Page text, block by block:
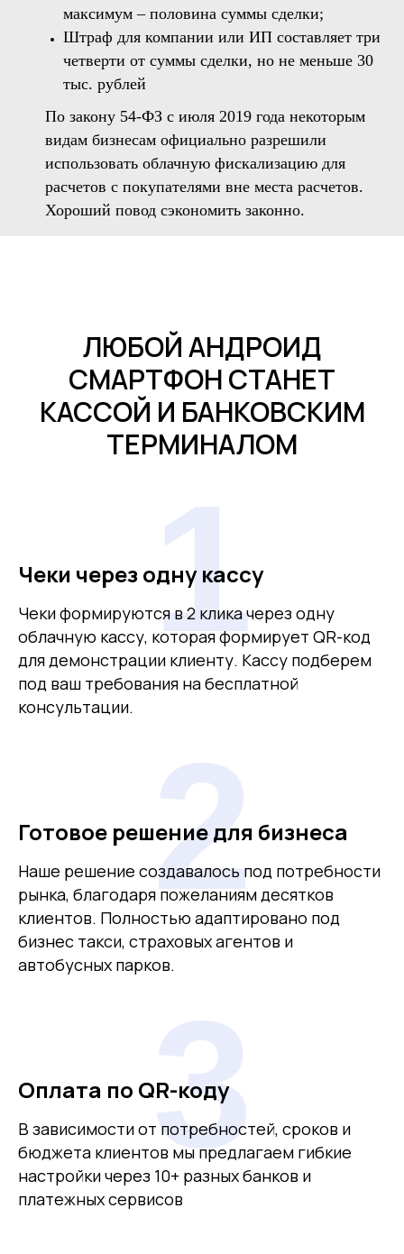
максимум – половина суммы сделки;
Штраф для компании или ИП составляет три
четверти от суммы сделки, но не меньше 30
тыс. рублей
По закону 54-ФЗ с июля 2019 года некоторым
видам бизнесам официально разрешили
использовать облачную фискализацию для
расчетов с покупателями вне места расчетов.
Хороший повод сэкономить законно.
ЛЮБОЙ АНДРОИД
СМАРТФОН СТАНЕТ
КАССОЙ И БАНКОВСКИМ
ТЕРМИНАЛОМ
Чеки через одну кассу
Чеки формируются в 2 клика через одну
облачную кассу, которая формирует QR-код
для демонстрации клиенту. Кассу подберем
под ваш требования на бесплатной
консультации.
1
Готовое решение для бизнеса
Наше решение создавалось под потребности
рынка, благодаря пожеланиям десятков
клиентов. Полностью адаптировано под
бизнес такси, страховых агентов и
автобусных парков.
2
Оплата по QR-коду
В зависимости от потребностей, сроков и
бюджета клиентов мы предлагаем гибкие
настройки через 10+ разных банков и
платежных сервисов
3